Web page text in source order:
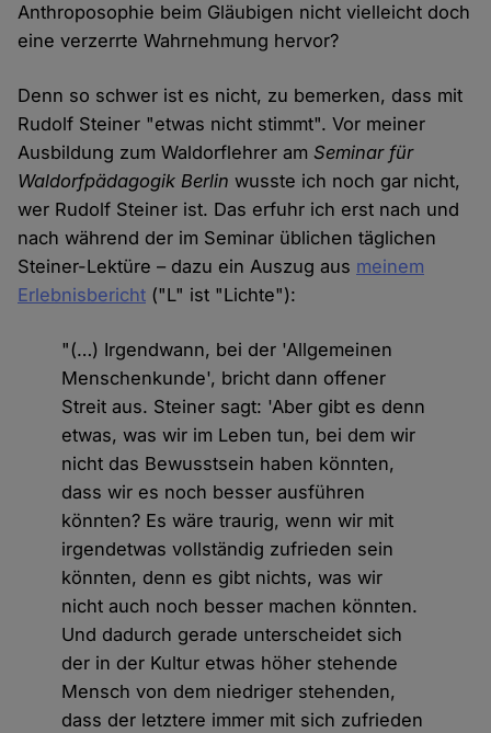
Anthroposophie beim Gläubigen nicht vielleicht doch
eine verzerrte Wahrnehmung hervor?
Denn so schwer ist es nicht, zu bemerken, dass mit
Rudolf Steiner "etwas nicht stimmt". Vor meiner
Ausbildung zum Waldorflehrer amSeminar für
Waldorfpädagogik Berlin wusste ich noch gar nicht,
wer Rudolf Steiner ist. Das erfuhr ich erst nach und
nach während der im Seminar üblichen täglichen
Steiner-Lektüre – dazu ein Auszug aus meinem
Erlebnisbericht ("L" ist "Lichte"):
"(…) Irgendwann, bei der 'Allgemeinen
Menschenkunde', bricht dann offener
Streit aus. Steiner sagt: 'Aber gibt es denn
etwas, was wir im Leben tun, bei dem wir
nicht das Bewusstsein haben könnten,
dass wir es noch besser ausführen
könnten? Es wäre traurig, wenn wir mit
irgendetwas vollständig zufrieden sein
könnten, denn es gibt nichts, was wir
nicht auch noch besser machen könnten.
Und dadurch gerade unterscheidet sich
der in der Kultur etwas höher stehende
Mensch von dem niedriger stehenden,
dass der letztere immer mit sich zufrieden